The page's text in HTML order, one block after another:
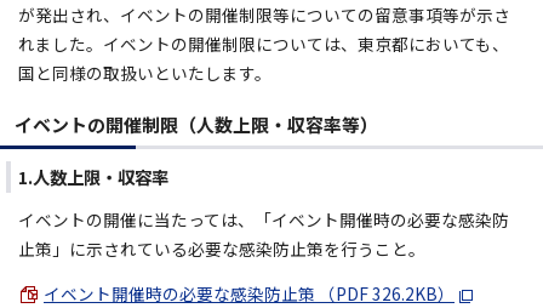
が発出され、イベントの開催制限等についての留意事項等が示さ
れました。イベントの開催制限については、東京都においても、
国と同様の取扱いといたします。
イベントの開催制限（人数上限・収容率等）
1.人数上限・収容率
イベントの開催に当たっては、「イベント開催時の必要な感染防
止策」に示されている必要な感染防止策を行うこと。
イベント開催時の必要な感染防止策 （PDF 326.2KB）